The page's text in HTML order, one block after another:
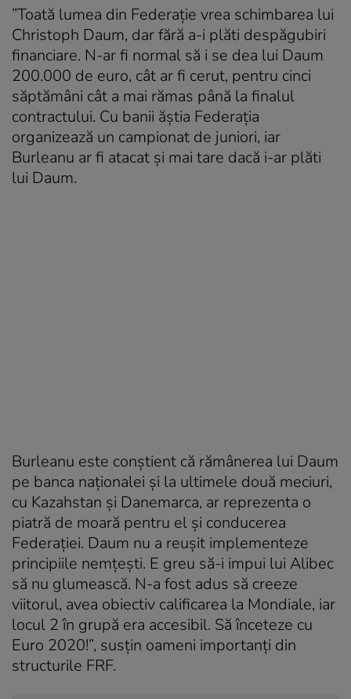
”Toată lumea din Federație vrea schimbarea lui
Christoph Daum, dar fără a-i plăti despăgubiri
financiare. N-ar fi normal să i se dea lui Daum
200.000 de euro, cât ar fi cerut, pentru cinci
săptămâni cât a mai rămas până la finalul
contractului. Cu banii ăștia Federația
organizează un campionat de juniori, iar
Burleanu ar fi atacat și mai tare dacă i-ar plăti
lui Daum.
Burleanu este conștient că rămânerea lui Daum
pe banca naționalei și la ultimele două meciuri,
cu Kazahstan și Danemarca, ar reprezenta o
piatră de moară pentru el și conducerea
Federației. Daum nu a reușit implementeze
principiile nemțești. E greu să-i impui lui Alibec
să nu glumească. N-a fost adus să creeze
viitorul, avea obiectiv calificarea la Mondiale, iar
locul 2 în grupă era accesibil. Să înceteze cu
Euro 2020!”, susțin oameni importanți din
structurile FRF.